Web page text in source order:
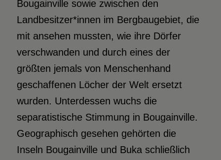
Bougainville sowie zwischen den
Landbesitzer*innen im Bergbaugebiet, die
mit ansehen mussten, wie ihre Dörfer
verschwanden und durch eines der
größten jemals von Menschenhand
geschaffenen Löcher der Welt ersetzt
wurden. Unterdessen wuchs die
separatistische Stimmung in Bougainville.
Geographisch gesehen gehörten die
Inseln Bougainville und Buka schließlich